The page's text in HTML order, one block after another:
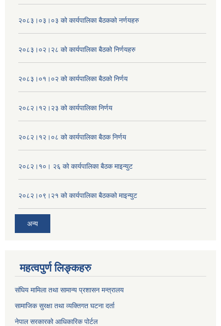
२०८३।०३।०३ को कार्यपालिका बैठकको नर्णयहरु
२०८३।०२।२८ को कार्यपालिका बैठको निर्णयहरु
२०८३।०१।०२ को कार्यपालिका बैठको निर्णय
२०८२।१२।२३ को कार्यपालिका निर्णय
२०८२।१२।०८ को कार्यपालिका बैठक निर्णय
२०८२।१०। २६ को कार्यपालिका बैठक माइन्युट
२०८२।०९।२१ को कार्यपालिका बैठकको माइन्युट
अन्य
महत्वपुर्ण लिङ्कहरु
संघिय मामिला तथा सामान्य प्रशासन मन्त्रालय
सामाजिक सुरक्षा तथा व्यक्तिगत घटना दर्ता
नेपाल सरकारको आधिकारिक पोर्टल